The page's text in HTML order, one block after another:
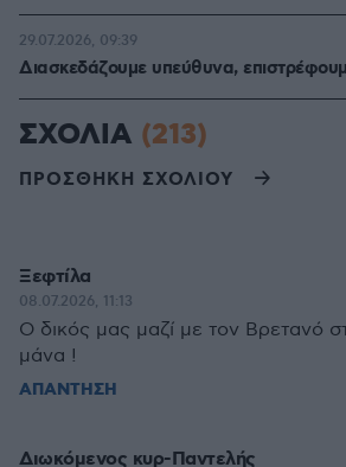
Διασκεδάζουμε υπεύθυνα,
29.07.2026, 09:39
ΣΧΟΛΙΑ (213)
ΠΡΟΣΘΗΚΗ ΣΧΟΛΙΟΥ
Ξεφτίλα
08.07.2026, 11:13
Ο δικός μας μαζί με τον Βρετανό
μάνα !
ΑΠΑΝΤΗΣΗ
Διωκόμενος κυρ-Παντελής